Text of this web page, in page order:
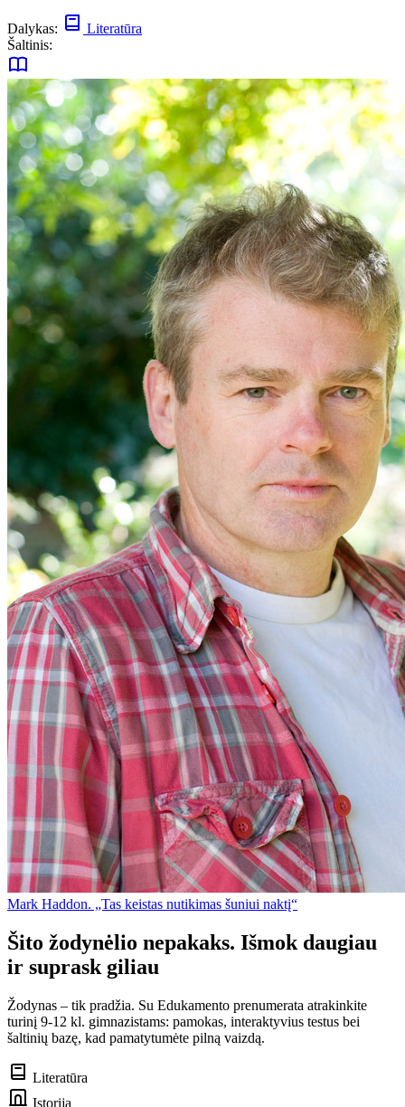
Dalykas:
Literatūra
Šaltinis:
Mark Haddon. „Tas keistas nutikimas šuniui naktį“
Šito žodynėlio nepakaks. Išmok daugiau
ir suprask giliau
Žodynas – tik pradžia. Su Edukamento prenumerata atrakinkite
turinį 9-12 kl. gimnazistams: pamokas, interaktyvius testus bei
šaltinių bazę, kad pamatytumėte pilną vaizdą.
Literatūra
Istorija